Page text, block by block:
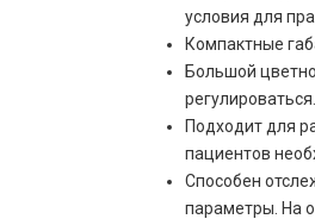
условия для
Компактные
Большой
регулироваться.
Подходит для
пациентов
Способен
параметры. На